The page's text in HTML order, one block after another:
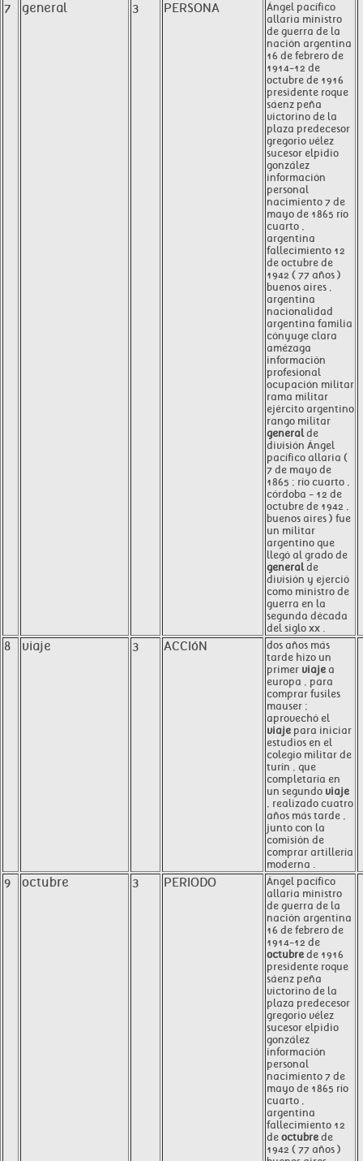
7 general 3 PERSONA
Ángel pacífico
allaria ministro
de guerra de la
nación argentina
16 de febrero de
1914-12 de
octubre de 1916
presidente roque
sáenz peña
victorino de la
plaza predecesor
gregorio vélez
sucesor elpidio
gonzález
información
personal
nacimiento 7 de
mayo de 1865 río
cuarto ,
argentina
fallecimiento 12
de octubre de
1942 ( 77 años )
buenos aires ,
argentina
nacionalidad
argentina familia
cónyuge clara
amézaga
información
profesional
ocupación militar
rama militar
ejército argentino
rango militar
generalde
división Ángel
pacífico allaria (
7 de mayo de
1865 ; río cuarto ,
córdoba - 12 de
octubre de 1942 ,
buenos aires ) fue
un militar
argentino que
llegó al grado de
generalde
división y ejerció
como ministro de
guerra en la
segunda década
del siglo xx .
8 viaje 3 ACCIóN
dos años más
tarde hizo un
primer viaje a
europa , para
comprar fusiles
mauser ;
aprovechó el
viaje para iniciar
estudios en el
colegio militar de
turín , que
completaría en
un segundo viaje
, realizado cuatro
años más tarde ,
junto con la
comisión de
comprar artillería
moderna .
9 octubre 3 PERIODO
Ángel pacífico
allaria ministro
de guerra de la
nación argentina
16 de febrero de
1914-12 de
octubre de 1916
presidente roque
sáenz peña
victorino de la
plaza predecesor
gregorio vélez
sucesor elpidio
gonzález
información
personal
nacimiento 7 de
mayo de 1865 río
cuarto ,
argentina
fallecimiento 12
de octubre de
1942 ( 77 años )